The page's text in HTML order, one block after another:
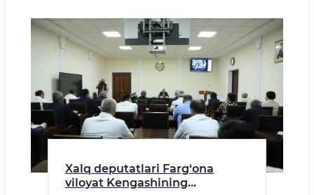
Xalq deputatlari Farg‘ona
viloyat Kengashining